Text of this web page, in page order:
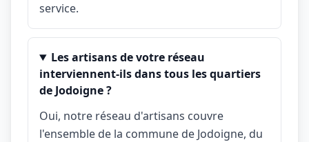
service.
Les artisans de votre réseau
interviennent-ils dans tous les quartiers
de Jodoigne ?
Oui, notre réseau d'artisans couvre
l'ensemble de la commune de Jodoigne, du